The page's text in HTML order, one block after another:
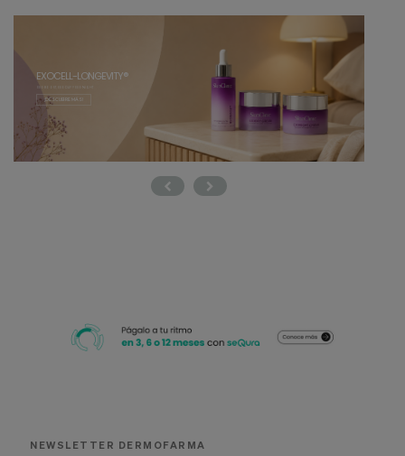
NEWSLETTER DERMOFARMA